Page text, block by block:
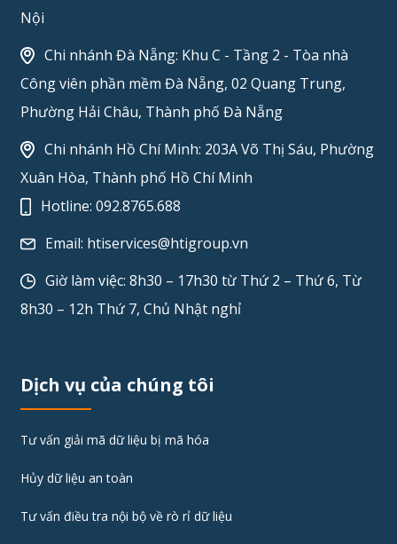
Nội
Chi nhánh Đà Nẵng: Khu C - Tầng 2 - Tòa nhà
Công viên phần mềm Đà Nẵng, 02 Quang Trung,
Phường Hải Châu, Thành phố Đà Nẵng
Chi nhánh Hồ Chí Minh: 203A Võ Thị Sáu, Phường
Xuân Hòa, Thành phố Hồ Chí Minh
Hotline:092.8765.688
Email: htiservices@htigroup.vn
Giờ làm việc: 8h30 – 17h30 từ Thứ 2 – Thứ 6, Từ
8h30 – 12h Thứ 7, Chủ Nhật nghỉ
Dịch vụ của chúng tôi
Tư vấn giải mã dữ liệu bị mã hóa
Hủy dữ liệu an toàn
Tư vấn điều tra nội bộ về rò rỉ dữ liệu